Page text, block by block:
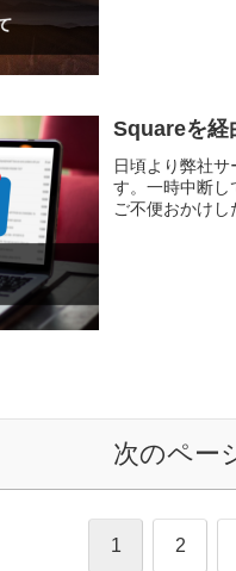
Squareを経
日頃より弊社
す。一時中断し
ご不便おかけし
次のペー
1 2